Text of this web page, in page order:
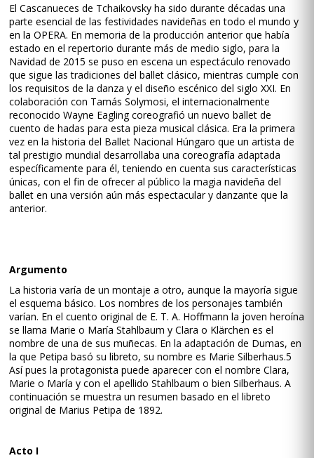
El Cascanueces de Tchaikovsky ha sido durante décadas una
parte esencial de las festividades navideñas en todo el mundo y
en la OPERA. En memoria de la producción anterior que había
estado en el repertorio durante más de medio siglo, para la
Navidad de 2015 se puso en escena un espectáculo renovado
que sigue las tradiciones del ballet clásico, mientras cumple con
los requisitos de la danza y el diseño escénico del siglo XXI. En
colaboración con Tamás Solymosi, el internacionalmente
reconocido Wayne Eagling coreografió un nuevo ballet de
cuento de hadas para esta pieza musical clásica. Era la primera
vez en la historia del Ballet Nacional Húngaro que un artista de
tal prestigio mundial desarrollaba una coreografía adaptada
específicamente para él, teniendo en cuenta sus características
únicas, con el fin de ofrecer al público la magia navideña del
ballet en una versión aún más espectacular y danzante que la
anterior.
Argumento
La historia varía de un montaje a otro, aunque la mayoría sigue
el esquema básico. Los nombres de los personajes también
varían. En el cuento original de E. T. A. Hoffmann la joven heroína
se llama Marie o María Stahlbaum y Clara o Klärchen es el
nombre de una de sus muñecas. En la adaptación de Dumas, en
la que Petipa basó su libreto, su nombre es Marie Silberhaus.5​
Así pues la protagonista puede aparecer con el nombre Clara,
Marie o María y con el apellido Stahlbaum o bien Silberhaus. A
continuación se muestra un resumen basado en el libreto
original de Marius Petipa de 1892.
Acto I